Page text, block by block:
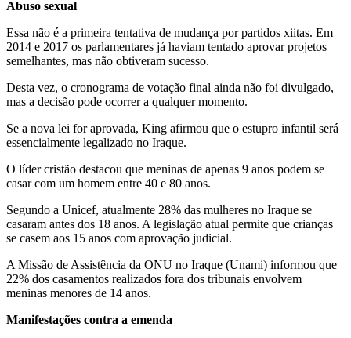
Abuso sexual
Essa não é a primeira tentativa de mudança por partidos xiitas. Em
2014 e 2017 os parlamentares já haviam tentado aprovar projetos
semelhantes, mas não obtiveram sucesso.
Desta vez, o cronograma de votação final ainda não foi divulgado,
mas a decisão pode ocorrer a qualquer momento.
Se a nova lei for aprovada, King afirmou que o estupro infantil será
essencialmente legalizado no Iraque.
O líder cristão destacou que meninas de apenas 9 anos podem se
casar com um homem entre 40 e 80 anos.
Segundo a Unicef, atualmente 28% das mulheres no Iraque se
casaram antes dos 18 anos. A legislação atual permite que crianças
se casem aos 15 anos com aprovação judicial.
A Missão de Assistência da ONU no Iraque (Unami) informou que
22% dos casamentos realizados fora dos tribunais envolvem
meninas menores de 14 anos.
Manifestações contra a emenda